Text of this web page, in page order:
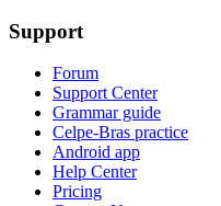
Support
Forum
Support Center
Grammar guide
Celpe-Bras practice
Android app
Help Center
Pricing